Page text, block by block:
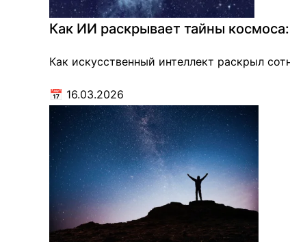
Как ИИ раскрывает тайны
Как искусственный интеллект раскрыл
📅 16.03.2026